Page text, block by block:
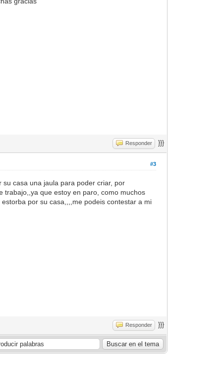
Responder }}}
#3
casa una jaula para poder criar, por
trabajo,,ya que estoy en paro, como muchos
por su casa,,,,me podeis contestar a mi
Responder }}}